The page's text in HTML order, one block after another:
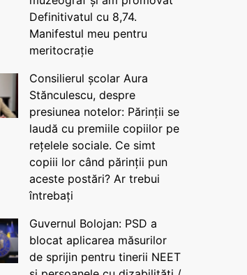
Definitivatul cu 8,74.
Manifestul meu pentru
meritocrație
Consilierul școlar Aura
Stănculescu, despre
presiunea notelor: Părinții se
laudă cu premiile copiilor pe
rețelele sociale. Ce simt
copiii lor când părinții pun
aceste postări? Ar trebui
întrebați
Guvernul Bolojan: PSD a
blocat aplicarea măsurilor
de sprijin pentru tinerii NEET